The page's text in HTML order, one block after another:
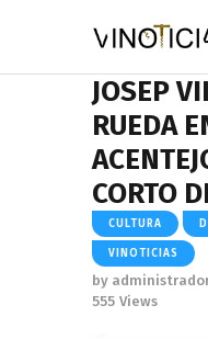
JOSEP
RUEDA
CORTO
CULTURA
VINOTICIAS
by
555 Views